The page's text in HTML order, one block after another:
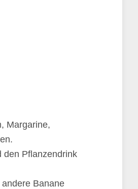
Margarine,
den Pflanzendrink
Banane